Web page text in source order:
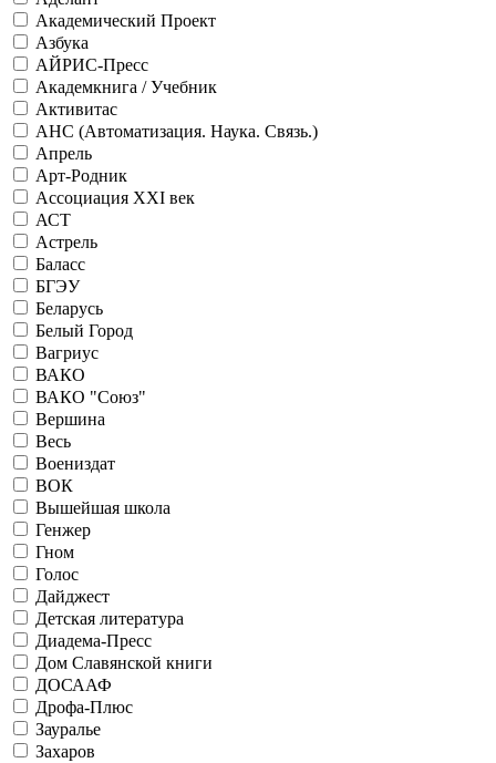
Академический Проект
Азбука
АЙРИС-Пресс
Академкнига / Учебник
Активитас
АНС (Автоматизация. Наука. Связь.)
Апрель
Арт-Родник
Ассоциация XXI век
АСТ
Астрель
Баласс
БГЭУ
Беларусь
Белый Город
Вагриус
ВАКО
ВАКО "Союз"
Вершина
Весь
Воениздат
ВОК
Вышейшая школа
Генжер
Гном
Голос
Дайджест
Детская литература
Диадема-Пресс
Дом Славянской книги
ДОСААФ
Дрофа-Плюс
Зауралье
Захаров